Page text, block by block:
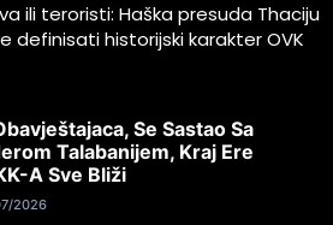
ili teroristi: Haška presuda Thaciju
definisati historijski karakter OVK
Se Sastao Sa
Talabanijem, Kraj Ere
A Sve Bliži
2026